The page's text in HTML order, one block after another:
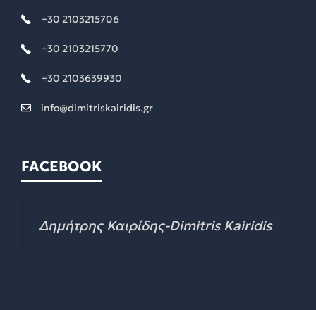
+30 2103215706
+30 2103215770
+30 2103639930
info@dimitriskairidis.gr
FACEBOOK
Δημήτρης Καιρίδης-Dimitris Kairidis